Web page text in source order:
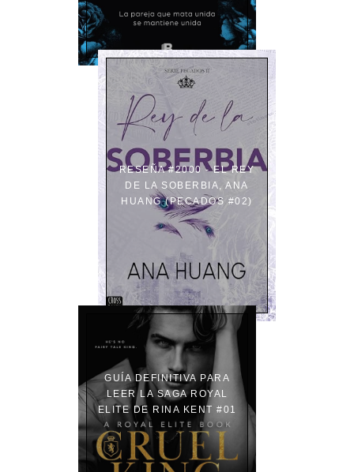
RESEÑA #2000 - EL REY
DE LA SOBERBIA, ANA
HUANG (PECADOS #02)
GUÍA DEFINITIVA PARA
LEER LA SAGA ROYAL
ELITE DE RINA KENT #01